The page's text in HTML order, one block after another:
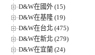
D&W在國外 (15)
D&W在基隆 (19)
D&W在台北 (475)
D&W在新北 (279)
D&W在宜蘭 (24)